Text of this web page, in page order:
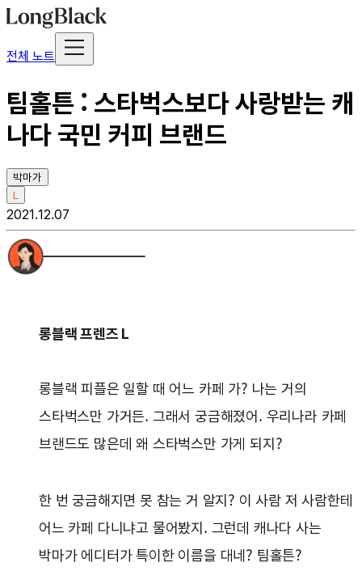
전체 노트
팀홀튼 : 스타벅스보다 사랑받는 캐
나다 국민 커피 브랜드
박마가
L
2021.12.07
롱블랙 프렌즈 L
롱블랙 피플은 일할 때 어느 카페 가? 나는 거의
스타벅스만 가거든. 그래서 궁금해졌어. 우리나라 카페
브랜드도 많은데 왜 스타벅스만 가게 되지?
한 번 궁금해지면 못 참는 거 알지? 이 사람 저 사람한테
어느 카페 다니냐고 물어봤지. 그런데 캐나다 사는
박마가 에디터가 특이한 이름을 대네? 팀홀튼?